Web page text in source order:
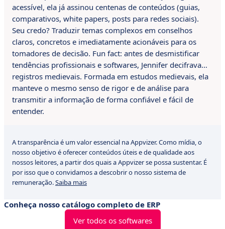
acessível, ela já assinou centenas de conteúdos (guias,
comparativos, white papers, posts para redes sociais).
Seu credo? Traduzir temas complexos em conselhos
claros, concretos e imediatamente acionáveis para os
tomadores de decisão. Fun fact: antes de desmistificar
tendências profissionais e softwares, Jennifer decifrava…
registros medievais. Formada em estudos medievais, ela
manteve o mesmo senso de rigor e de análise para
transmitir a informação de forma confiável e fácil de
entender.
A transparência é um valor essencial na Appvizer. Como mídia, o
nosso objetivo é oferecer conteúdos úteis e de qualidade aos
nossos leitores, a partir dos quais a Appvizer se possa sustentar. É
por isso que o convidamos a descobrir o nosso sistema de
remuneração.Saiba mais
Conheça nosso catálogo completo de ERP
Ver todos os softwares